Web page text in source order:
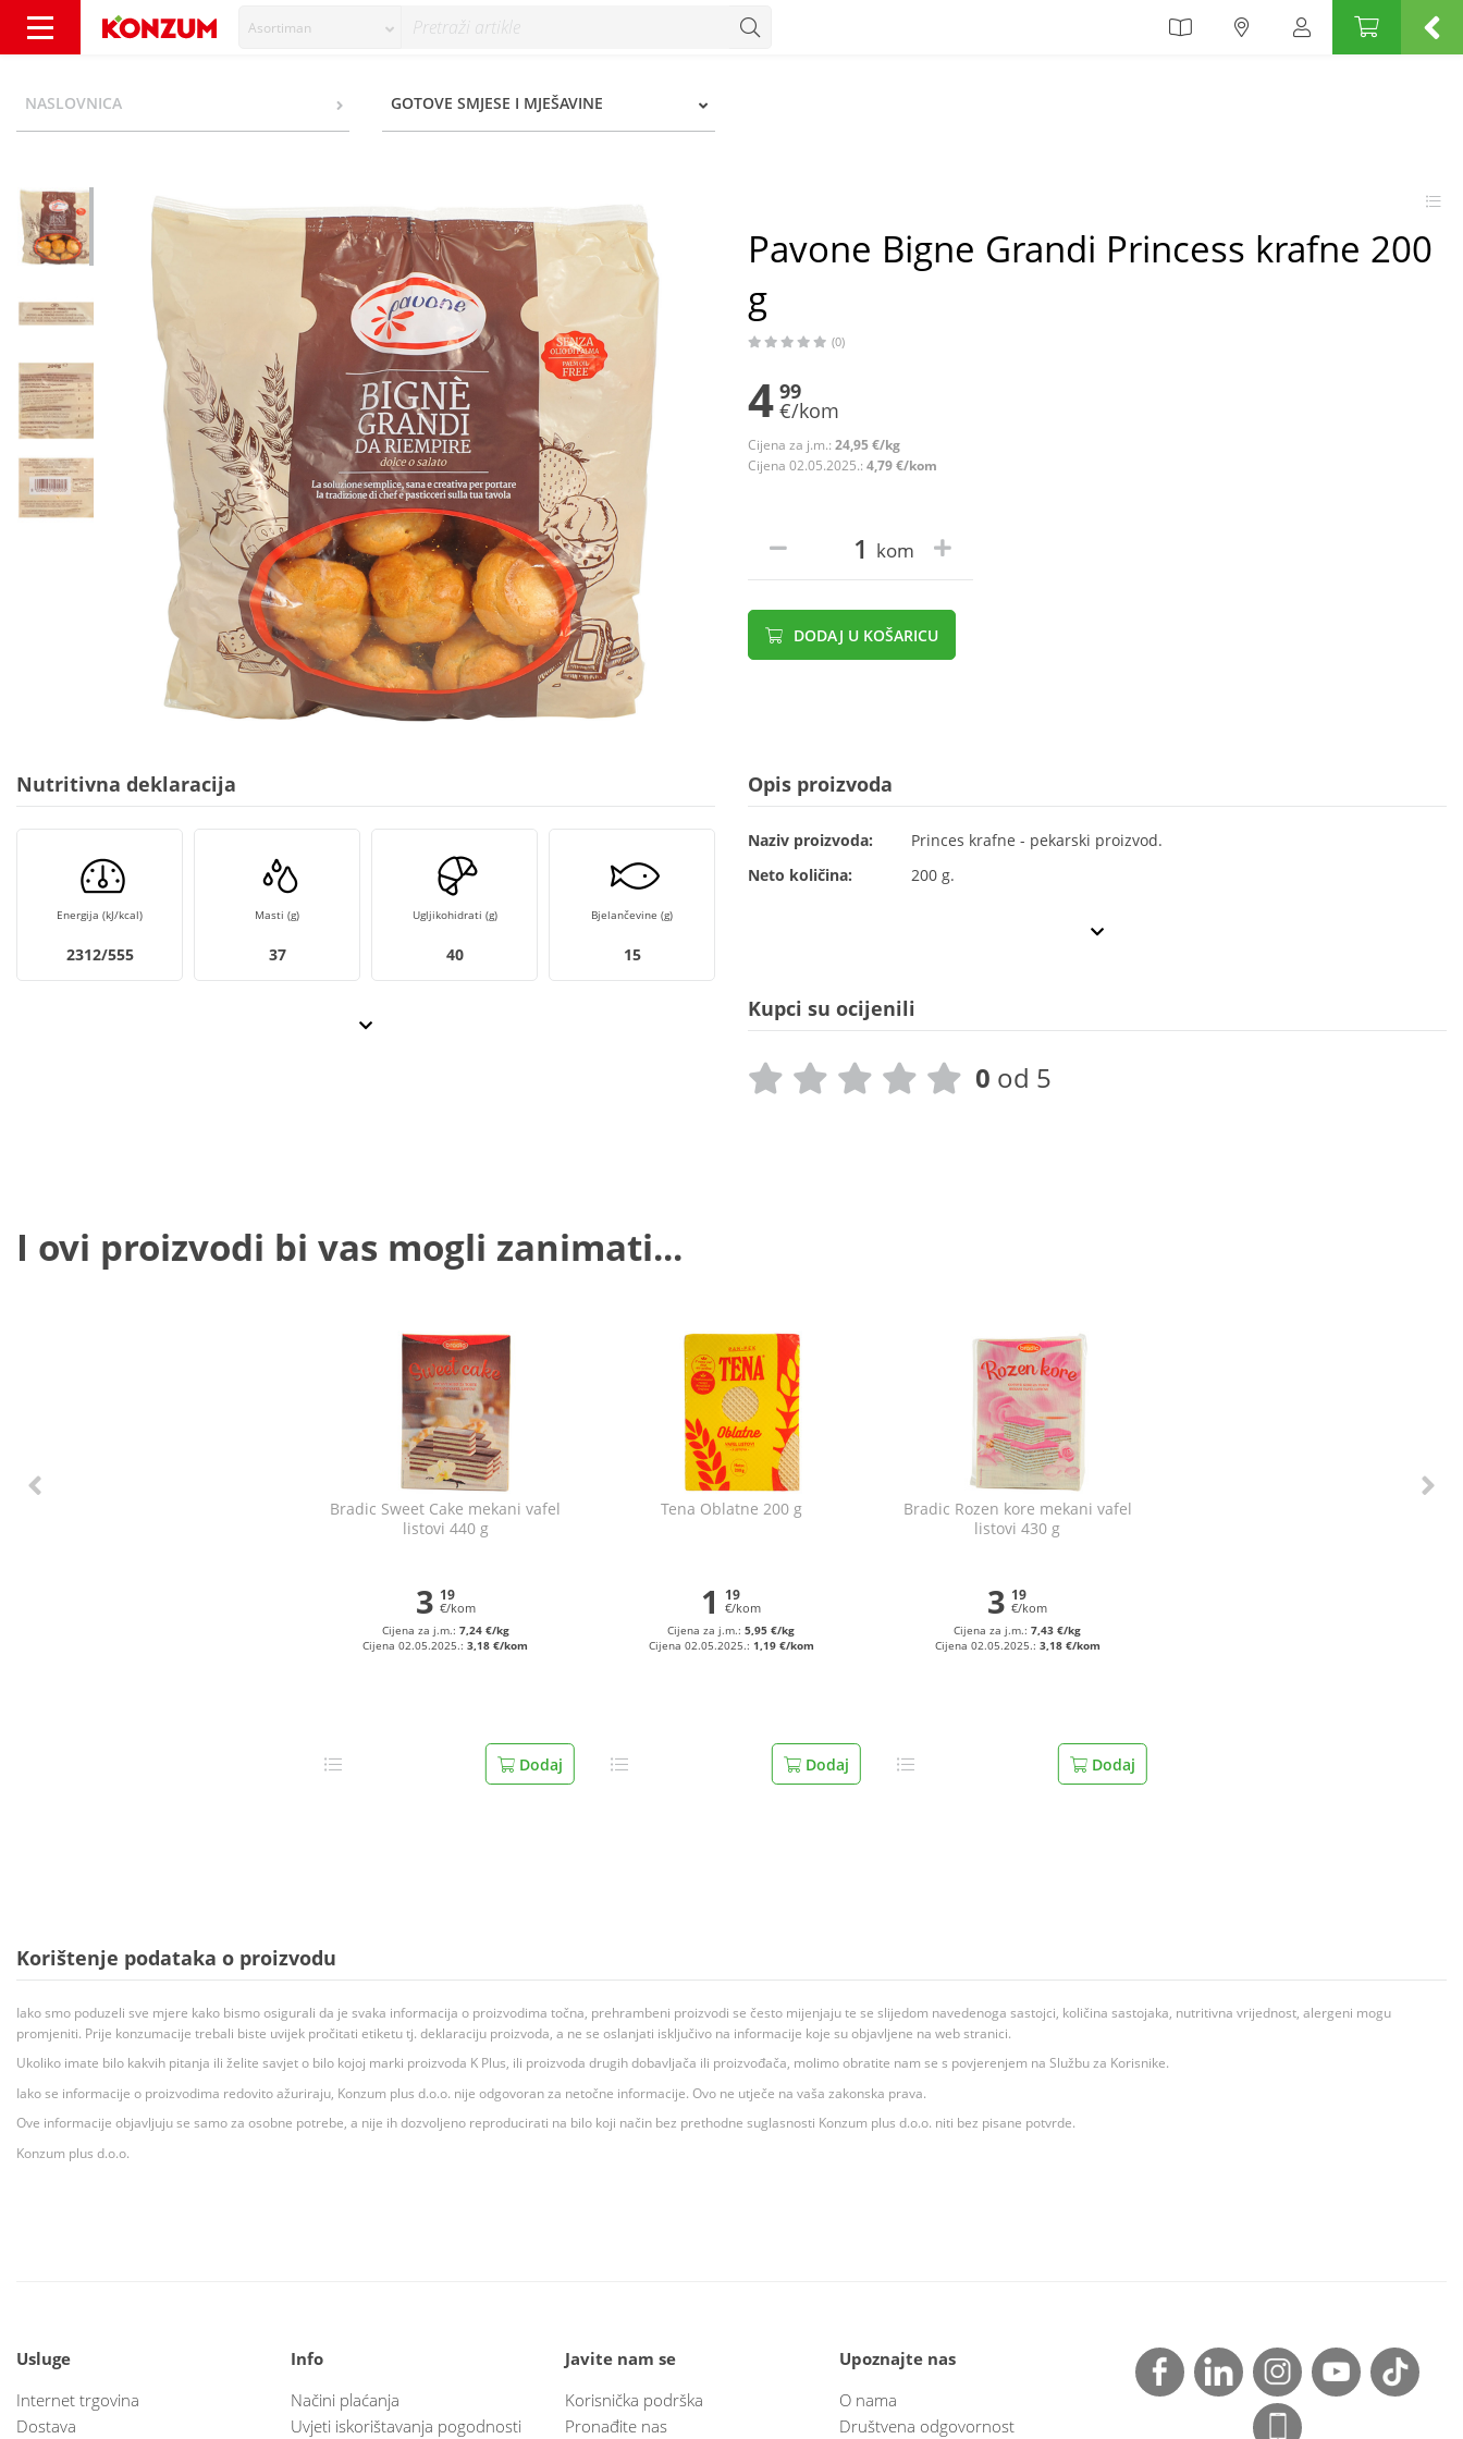
Asortiman
NASLOVNICA GOTOVE SMJESE I MJEŠAVINE
Pavone Bigne Grandi Princess krafne 200
g
(0)
4 99
€/kom
Cijena za j.m.: 24,95 €/kg
Cijena 02.05.2025.: 4,79 €/kom
kom
DODAJ U KOŠARICU
Nutritivna deklaracija
Energija (kJ/kcal)
2312/555
Masti (g)
37
Ugljikohidrati (g)
40
Bjelančevine (g)
15
Opis proizvoda
Naziv proizvoda:
Princes krafne - pekarski proizvod.
Neto količina:
200 g.
Kupci su ocijenili
0 od 5
I ovi proizvodi bi vas mogli zanimati...
Bradic Sweet Cake mekani vafel
listovi 440 g
3 19
€/kom
Cijena za j.m.: 7,24 €/kg
Cijena 02.05.2025.:3,18 €/kom
Dodaj
Tena Oblatne 200 g
1 19
€/kom
Cijena za j.m.:5,95 €/kg
Cijena 02.05.2025.: 1,19 €/kom
Dodaj
Bradic Rozen kore mekani vafel
listovi 430 g
3 19
€/kom
Cijena za j.m.:7,43 €/kg
Cijena 02.05.2025.: 3,18 €/kom
Dodaj
Korištenje podataka o proizvodu
Iako smo poduzeli sve mjere kako bismo osigurali da je svaka informacija o proizvodima točna, prehrambeni proizvodi se često mijenjaju te se slijedom navedenoga sastojci, količina sastojaka, nutritivna vrijednost, alergeni mogu
promjeniti. Prije konzumacije trebali biste uvijek pročitati etiketu tj. deklaraciju proizvoda, a ne se oslanjati isključivo na informacije koje su objavljene na web stranici.
Ukoliko imate bilo kakvih pitanja ili želite savjet o bilo kojoj marki proizvoda K Plus, ili proizvoda drugih dobavljača ili proizvođača, molimo obratite nam se s povjerenjem na Službu za Korisnike.
Iako se informacije o proizvodima redovito ažuriraju, Konzum plus d.o.o. nije odgovoran za netočne informacije. Ovo ne utječe na vaša zakonska prava.
Ove informacije objavljuju se samo za osobne potrebe, a nije ih dozvoljeno reproducirati na bilo koji način bez prethodne suglasnosti Konzum plus d.o.o. niti bez pisane potvrde.
Konzum plus d.o.o.
Usluge
Internet trgovina
Dostava
Info
Načini plaćanja
Uvjeti iskorištavanja pogodnosti
Javite nam se
Korisnička podrška
Pronađite nas
Upoznajte nas
O nama
Društvena odgovornost